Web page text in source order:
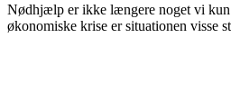
Nødhjælp er ikke længere noget vi
økonomiske krise er situationen visse